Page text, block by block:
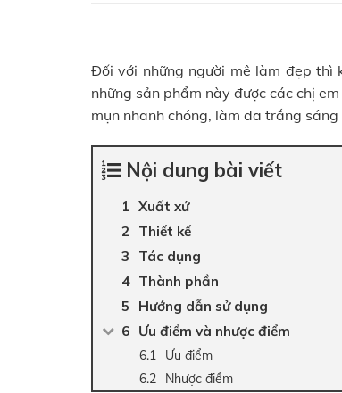
Đối với những người mê làm đẹp thì
những sản phẩm này được các chị
mụn nhanh chóng, làm da trắng
Nội dung bài viết
Xuất xứ
Thiết kế
Tác dụng
Thành phần
Hướng dẫn sử dụng
Ưu điểm và nhược điểm
Ưu điểm
Nhược điểm